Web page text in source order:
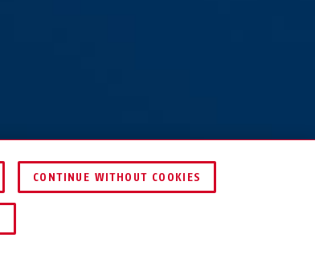
VERGELIJKEN
CONTINUE WITHOUT COOKIES